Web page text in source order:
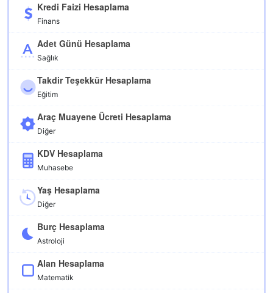
Kredi Faizi Hesaplama
Finans
Adet Günü Hesaplama
Sağlık
Takdir Teşekkür Hesaplama
Eğitim
Araç Muayene Ücreti Hesaplama
Diğer
KDV Hesaplama
Muhasebe
Yaş Hesaplama
Diğer
Burç Hesaplama
Astroloji
Alan Hesaplama
Matematik